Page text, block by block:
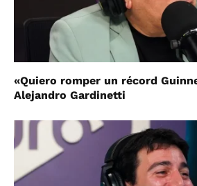
«Quiero romper un récord
Alejandro Gardinetti